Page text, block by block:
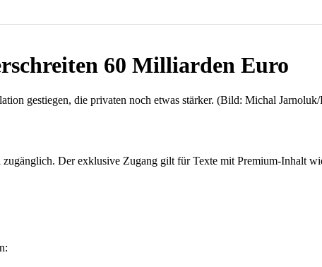
60 Milliarden Euro
gestiegen, die privaten noch etwas stärker. (Bild: Michal
Der exklusive Zugang gilt für Texte mit Premium-Inhalt